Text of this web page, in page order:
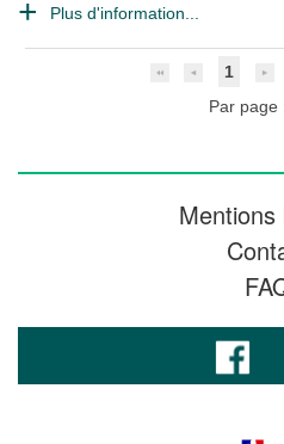
Plus d'information...
1
Par page
Mentions